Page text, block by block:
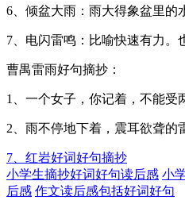
6、倾盆大雨：雨大得象盆里的
7、电闪雷鸣：比喻快速有力。
曹禺雷雨好句摘抄：
1、一个女子，你记着，不能受
2、雨不停地下着，震耳欲聋的
7、红岩好词好句摘抄
小学生摘抄好词好句读后感 小
后感 作文读后感包括好词好句